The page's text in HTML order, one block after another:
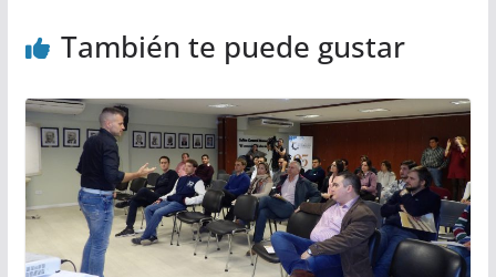
También te puede gustar